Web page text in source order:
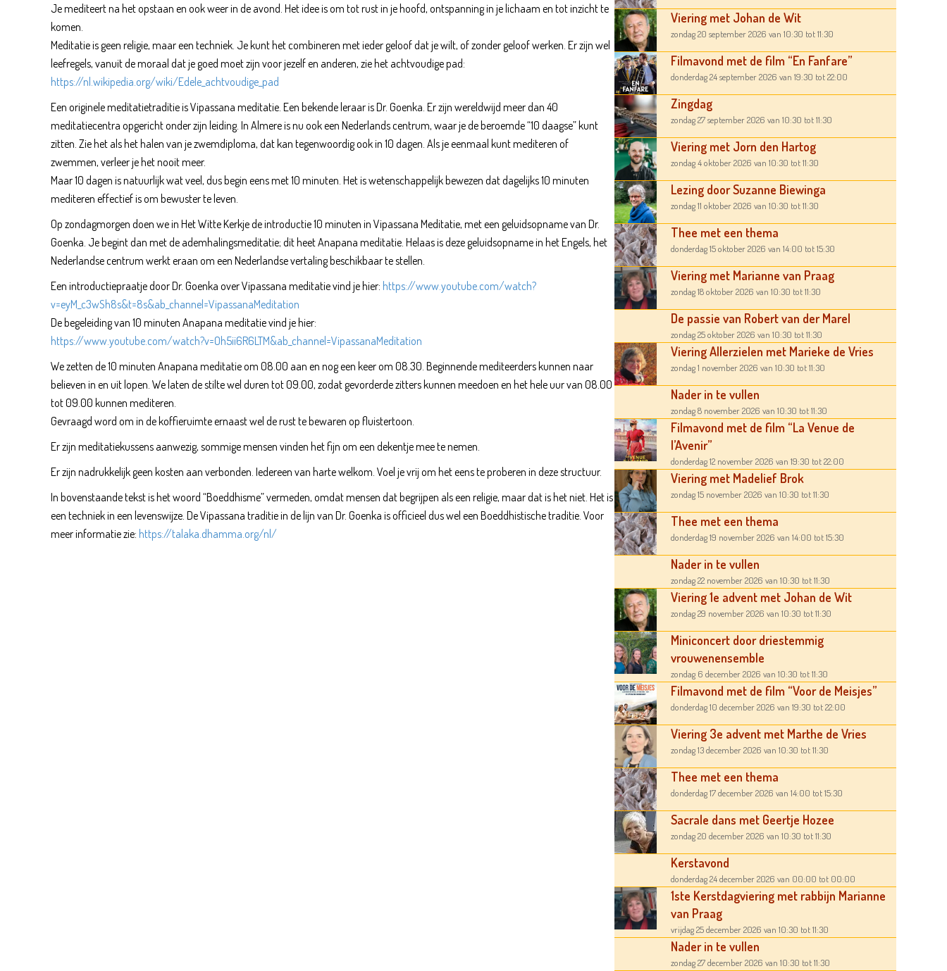
Je mediteert na het opstaan en ook weer in de avond. Het idee is om tot rust in je hoofd, ontspanning in je lichaam en tot inzicht te
komen.
Meditatie is geen religie, maar een techniek. Je kunt het combineren met ieder geloof dat je wilt, of zonder geloof werken. Er zijn wel
leefregels, vanuit de moraal dat je goed moet zijn voor jezelf en anderen, zie het achtvoudige pad:
https://nl.wikipedia.org/wiki/Edele_achtvoudige_pad
Een originele meditatietraditie is Vipassana meditatie. Een bekende leraar is Dr. Goenka. Er zijn wereldwijd meer dan 40
meditatiecentra opgericht onder zijn leiding. In Almere is nu ook een Nederlands centrum, waar je de beroemde “10 daagse” kunt
zitten. Zie het als het halen van je zwemdiploma, dat kan tegenwoordig ook in 10 dagen. Als je eenmaal kunt mediteren of
zwemmen, verleer je het nooit meer.
Maar 10 dagen is natuurlijk wat veel, dus begin eens met 10 minuten. Het is wetenschappelijk bewezen dat dagelijks 10 minuten
mediteren effectief is om bewuster te leven.
Op zondagmorgen doen we in Het Witte Kerkje de introductie 10 minuten in Vipassana Meditatie, met een geluidsopname van Dr.
Goenka. Je begint dan met de ademhalingsmeditatie; dit heet Anapana meditatie. Helaas is deze geluidsopname in het Engels, het
Nederlandse centrum werkt eraan om een Nederlandse vertaling beschikbaar te stellen.
Een introductiepraatje door Dr. Goenka over Vipassana meditatie vind je hier: https://www.youtube.com/watch?
v=eyM_c3wSh8s&t=8s&ab_channel=VipassanaMeditation
De begeleiding van 10 minuten Anapana meditatie vind je hier:
https://www.youtube.com/watch?v=Oh5ii6R6LTM&ab_channel=VipassanaMeditation
We zetten de 10 minuten Anapana meditatie om 08.00 aan en nog een keer om 08.30. Beginnende mediteerders kunnen naar
believen in en uit lopen. We laten de stilte wel duren tot 09.00, zodat gevorderde zitters kunnen meedoen en het hele uur van 08.00
tot 09.00 kunnen mediteren.
Gevraagd word om in de koffieruimte ernaast wel de rust te bewaren op fluistertoon.
Er zijn meditatiekussens aanwezig, sommige mensen vinden het fijn om een dekentje mee te nemen.
Er zijn nadrukkelijk geen kosten aan verbonden. Iedereen van harte welkom. Voel je vrij om het eens te proberen in deze structuur.
In bovenstaande tekst is het woord “Boeddhisme” vermeden, omdat mensen dat begrijpen als een religie, maar dat is het niet. Het is
een techniek in een levenswijze. De Vipassana traditie in de lijn van Dr. Goenka is officieel dus wel een Boeddhistische traditie. Voor
meer informatie zie: https://talaka.dhamma.org/nl/
Viering met Johan de Wit
zondag 20 september 2026 van 10:30 tot 11:30
Filmavond met de film “En Fanfare”
donderdag 24 september 2026 van 19:30 tot 22:00
Zingdag
zondag 27 september 2026 van 10:30 tot 11:30
Viering met Jorn den Hartog
zondag 4 oktober 2026 van 10:30 tot 11:30
Lezing door Suzanne Biewinga
zondag 11 oktober 2026 van 10:30 tot 11:30
Thee met een thema
donderdag 15 oktober 2026 van 14:00 tot 15:30
Viering met Marianne van Praag
zondag 18 oktober 2026 van 10:30 tot 11:30
De passie van Robert van der Marel
zondag 25 oktober 2026 van 10:30 tot 11:30
Viering Allerzielen met Marieke de Vries
zondag 1 november 2026 van 10:30 tot 11:30
Nader in te vullen
zondag 8 november 2026 van 10:30 tot 11:30
Filmavond met de film “La Venue de
l’Avenir”
donderdag 12 november 2026 van 19:30 tot 22:00
Viering met Madelief Brok
zondag 15 november 2026 van 10:30 tot 11:30
Thee met een thema
donderdag 19 november 2026 van 14:00 tot 15:30
Nader in te vullen
zondag 22 november 2026 van 10:30 tot 11:30
Viering 1e advent met Johan de Wit
zondag 29 november 2026 van 10:30 tot 11:30
Miniconcert door driestemmig
vrouwenensemble
zondag 6 december 2026 van 10:30 tot 11:30
Filmavond met de film “Voor de Meisjes”
donderdag 10 december 2026 van 19:30 tot 22:00
Viering 3e advent met Marthe de Vries
zondag 13 december 2026 van 10:30 tot 11:30
Thee met een thema
donderdag 17 december 2026 van 14:00 tot 15:30
Sacrale dans met Geertje Hozee
zondag 20 december 2026 van 10:30 tot 11:30
Kerstavond
donderdag 24 december 2026 van 00:00 tot 00:00
1ste Kerstdagviering met rabbijn Marianne
van Praag
vrijdag 25 december 2026 van 10:30 tot 11:30
Nader in te vullen
zondag 27 december 2026 van 10:30 tot 11:30